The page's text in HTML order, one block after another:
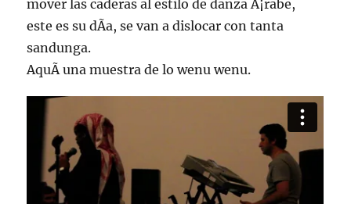
mover las caderas al estilo de danza Ã¡rabe,
este es su dÃ­a, se van a dislocar con tanta
sandunga.
AquÃ­ una muestra de lo wenu wenu.